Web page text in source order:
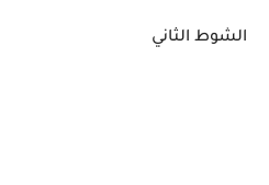
الشوط الثاني